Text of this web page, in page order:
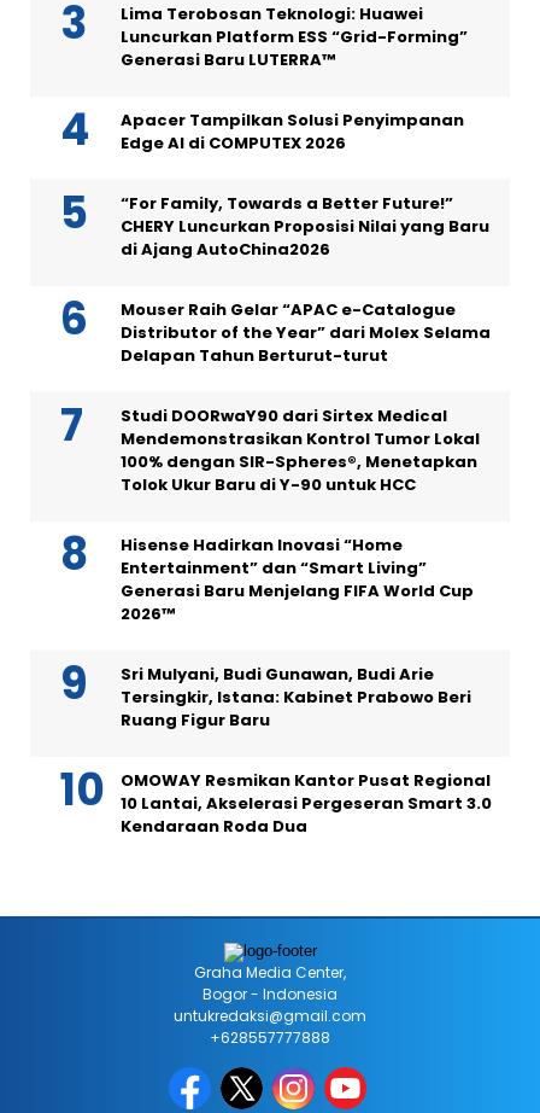
Lima Terobosan Teknologi: Huawei
Luncurkan Platform ESS “Grid-Forming”
Generasi Baru LUTERRA™
Apacer Tampilkan Solusi Penyimpanan
Edge AI di COMPUTEX 2026
“For Family, Towards a Better Future!”
CHERY Luncurkan Proposisi Nilai yang Baru
di Ajang AutoChina2026
Mouser Raih Gelar “APAC e-Catalogue
Distributor of the Year” dari Molex Selama
Delapan Tahun Berturut-turut
Studi DOORwaY90 dari Sirtex Medical
Mendemonstrasikan Kontrol Tumor Lokal
100% dengan SIR-Spheres®, Menetapkan
Tolok Ukur Baru di Y-90 untuk HCC
Hisense Hadirkan Inovasi “Home
Entertainment” dan “Smart Living”
Generasi Baru Menjelang FIFA World Cup
2026™
Sri Mulyani, Budi Gunawan, Budi Arie
Tersingkir, Istana: Kabinet Prabowo Beri
Ruang Figur Baru
OMOWAY Resmikan Kantor Pusat Regional
10 Lantai, Akselerasi Pergeseran Smart 3.0
Kendaraan Roda Dua
Graha Media Center,
Bogor - Indonesia
untukredaksi@gmail.com
+628557777888